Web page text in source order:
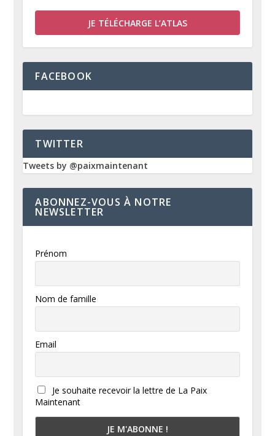
JE TÉLÉCHARGE L’ATLAS
FACEBOOK
TWITTER
Tweets by @paixmaintenant
ABONNEZ-VOUS À NOTRE
NEWSLETTER
Prénom
Nom de famille
Email
Je souhaite recevoir la lettre de La Paix
Maintenant